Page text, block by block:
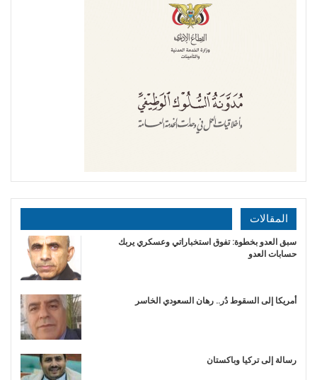
المقالات
سبق العدو بخطوة: تفوق استخباراتي وعسكري يربك
حسابات العدو
أمريكا إلى السقوط دُر.. رهان السعودي الخاسر
رسالة إلى تركيا وباكستان